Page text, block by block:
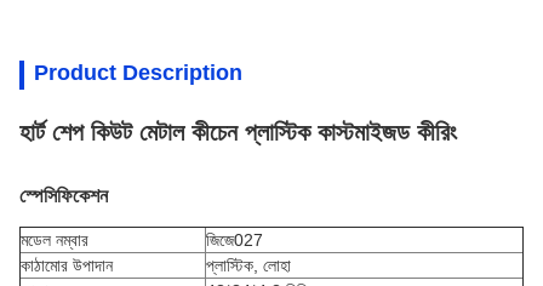
Product Description
হার্ট শেপ কিউট মেটাল কীচেন প্লাস্টিক কাস্টমাইজড কীরিং
স্পেসিফিকেশন
মডেল নম্বার
জিজে027
কাঠামোর উপাদান
প্লাস্টিক, লোহা